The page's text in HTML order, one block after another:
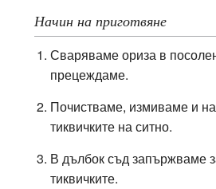
Начин на приготвяне
Сваряваме ориза в
прецеждаме.
Почистваме, измиваме и
тиквичките на ситно.
В дълбок съд запържваме
тиквичките.